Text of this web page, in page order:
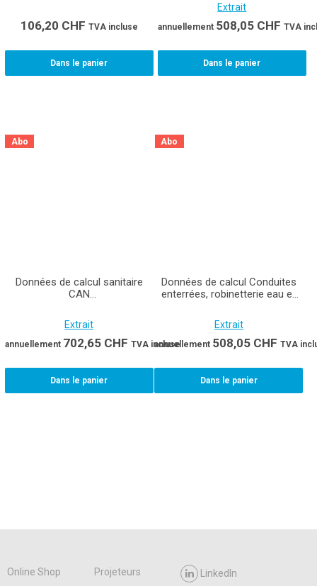
106,20 CHF TVA incluse
Dans le panier
Extrait
annuellement 508,05 CHF TVA
Dans le panier
Abo
Données de calcul sanitaire
CAN
Extrait
annuellement 702,65 CHF TVA incluse
Dans le panier
Abo
Données de calcul Conduites
enterrées, robinetterie eau et
Extrait
annuellement 508,05 CHF TVA
Dans le panier
Online Shop
Projeteurs
LinkedIn